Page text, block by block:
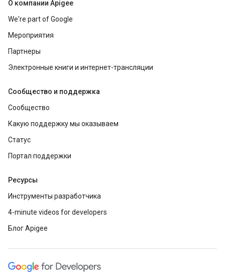
О компании Apigee
We're part of Google
Мероприятия
Партнеры
Электронные книги и интернет-трансляции
Сообщество и поддержка
Сообщество
Какую поддержку мы оказываем
Статус
Портал поддержки
Ресурсы
Инструменты разработчика
4-minute videos for developers
Блог Apigee